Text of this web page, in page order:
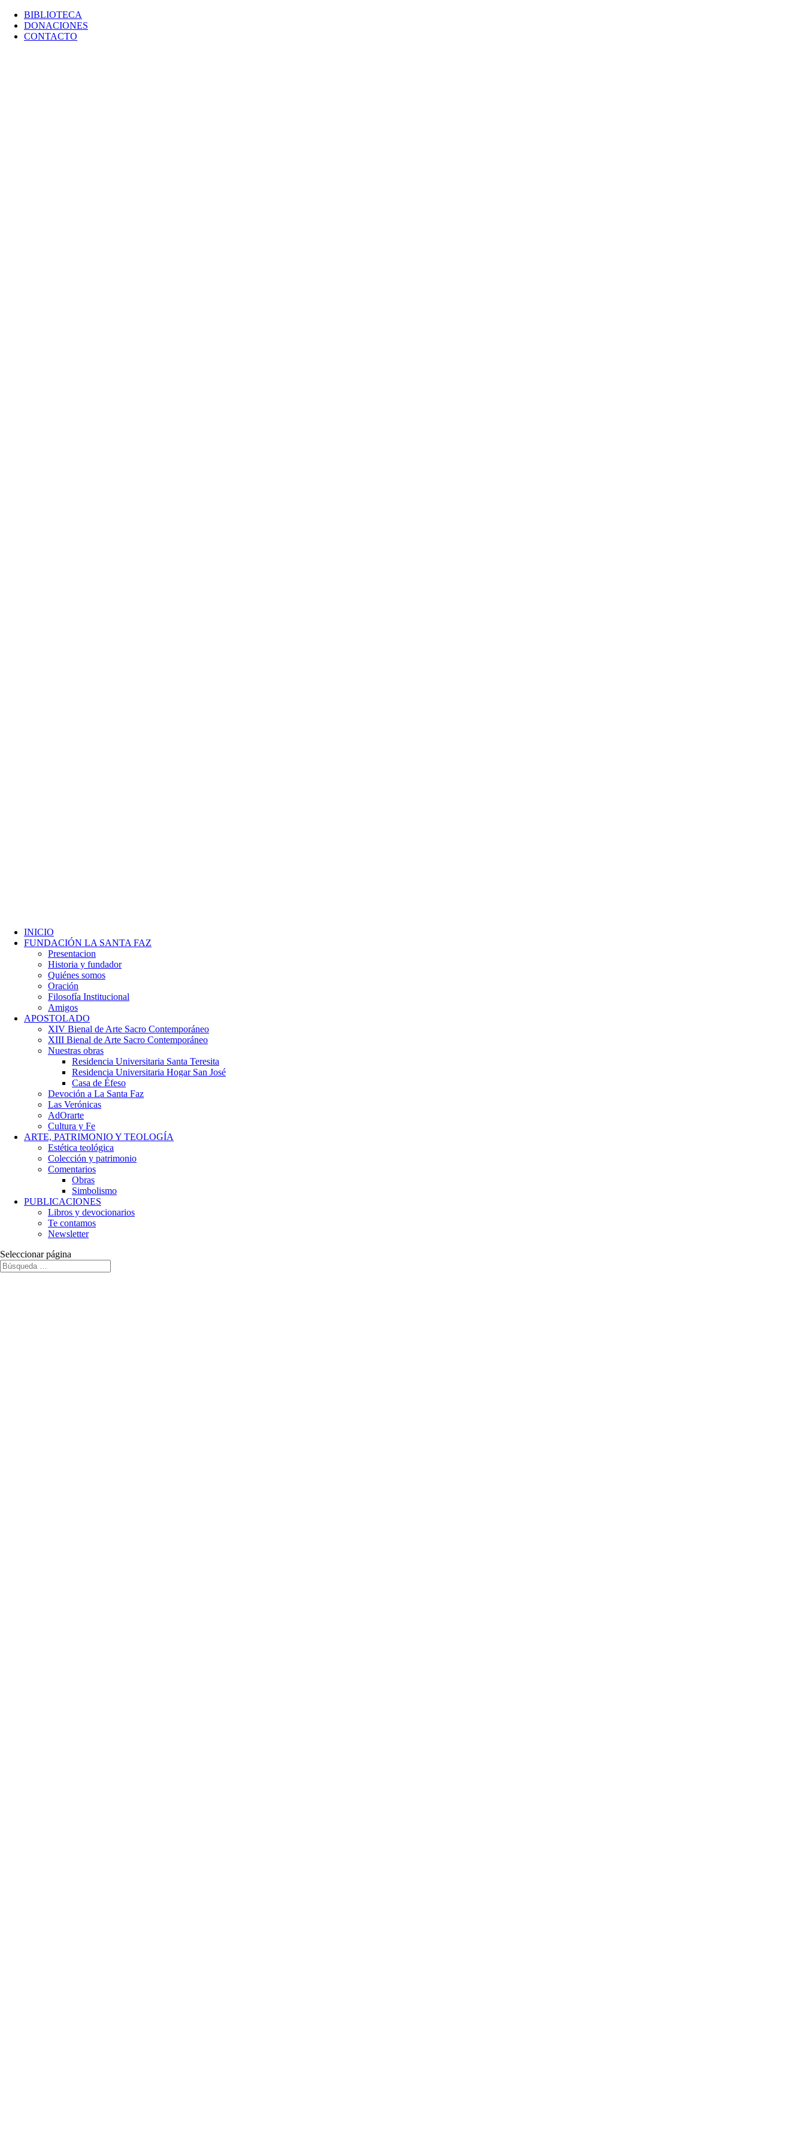
BIBLIOTECA
DONACIONES
CONTACTO
INICIO
FUNDACIÓN LA SANTA FAZ
Presentacion
Historia y fundador
Quiénes somos
Oración
Filosofía Institucional
Amigos
APOSTOLADO
XIV Bienal de Arte Sacro Contemporáneo
XIII Bienal de Arte Sacro Contemporáneo
Nuestras obras
Residencia Universitaria Santa Teresita
Residencia Universitaria Hogar San José
Casa de Éfeso
Devoción a La Santa Faz
Las Verónicas
AdOrarte
Cultura y Fe
ARTE, PATRIMONIO Y TEOLOGÍA
Estética teológica
Colección y patrimonio
Comentarios
Obras
Simbolismo
PUBLICACIONES
Libros y devocionarios
Te contamos
Newsletter
Seleccionar página